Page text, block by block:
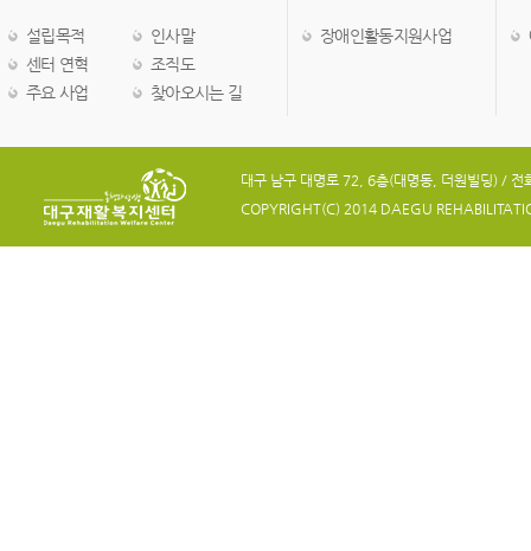
설립목적
인사말
센터 연혁
조직도
주요 사업
찾아오시는 길
장애인활동지원사업
대구 남구 대명로 72, 6층(대명동, 더원빌딩)
COPYRIGHT(C) 2014 DAEGU